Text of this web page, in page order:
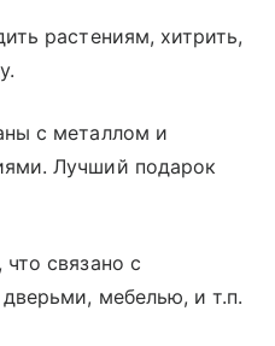
растениям, хитрить,
с металлом и
Лучший подарок
что связано с
мебелью, и т.п.